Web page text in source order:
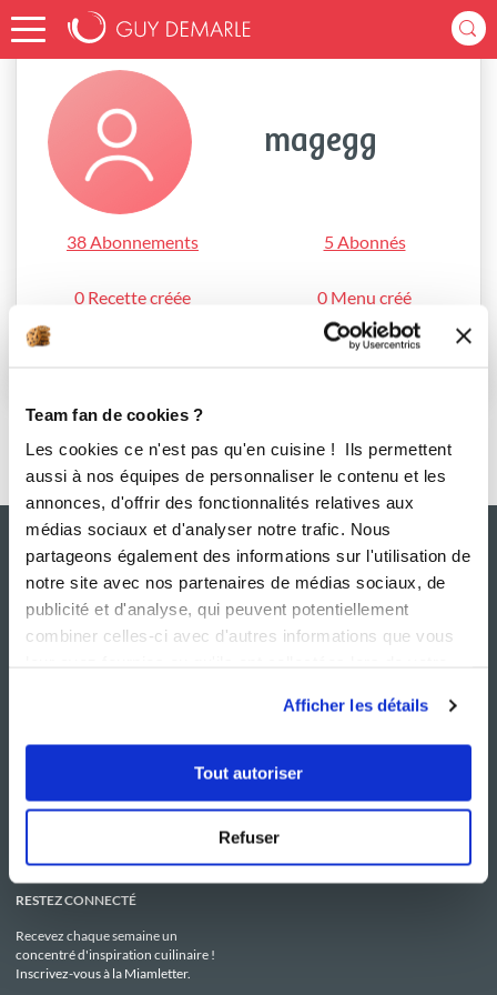
Team fan de cookies ?
Les cookies ce n'est pas qu'en cuisine ! Ils permettent
aussi à nos équipes de personnaliser le contenu et les
annonces, d'offrir des fonctionnalités relatives aux
médias sociaux et d'analyser notre trafic. Nous
partageons également des informations sur l'utilisation de
notre site avec nos partenaires de médias sociaux, de
publicité et d'analyse, qui peuvent potentiellement
combiner celles-ci avec d'autres informations que vous
Afficher les détails
Tout autoriser
Refuser
Accueil magegg
magegg
38 Abonnements 5 Abonnés
0 Recette créée 0 Menu créé
Le Mag'
Boutique
C.G.U
Politique de confidentialité
Utilisation des Cookies
RESTEZ CONNECTÉ
Recevez chaque semaine un
concentré d'inspiration cuilinaire !
Inscrivez-vous à la Miamletter.